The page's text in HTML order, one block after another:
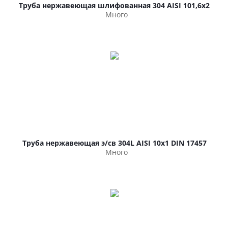
Труба нержавеющая шлифованная 304 AISI 101,6х2
Много
Труба нержавеющая э/св 304L AISI 10х1 DIN 17457
Много